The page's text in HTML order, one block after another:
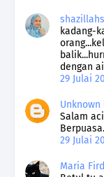
kadang-
dengan
29 Julai
Unknown
Salam
Berpuasa.
29 Julai
Maria